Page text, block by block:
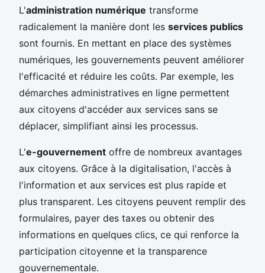
L'administration numérique transforme
radicalement la manière dont les services publics
sont fournis. En mettant en place des systèmes
numériques, les gouvernements peuvent améliorer
l'efficacité et réduire les coûts. Par exemple, les
démarches administratives en ligne permettent
aux citoyens d'accéder aux services sans se
déplacer, simplifiant ainsi les processus.
L'e-gouvernement offre de nombreux avantages
aux citoyens. Grâce à la digitalisation, l'accès à
l'information et aux services est plus rapide et
plus transparent. Les citoyens peuvent remplir des
formulaires, payer des taxes ou obtenir des
informations en quelques clics, ce qui renforce la
participation citoyenne et la transparence
gouvernementale.